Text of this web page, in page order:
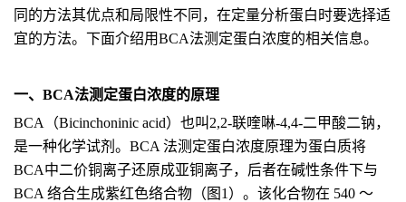
同的方法其优点和局限性不同，在定量分析蛋白时要选择适
宜的方法。下面介绍用BCA法测定蛋白浓度的相关信息。
一、 BCA法测定蛋白浓度的原理
BCA
（Bicinchoninic acid） 也叫 2,2-联喹啉-4,4-二甲酸二钠，
是一种化学试剂。 BCA 法测定蛋白浓度原理为蛋白质将
BCA中二价铜离子还原成亚铜离子，后者在碱性条件下与
BCA 络合生成紫红色络合物 （ 图 1 ） 。 该化合物在 540 ～